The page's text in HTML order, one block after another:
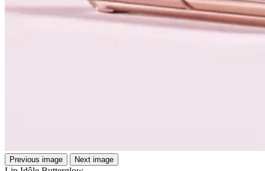
Previous image Next image